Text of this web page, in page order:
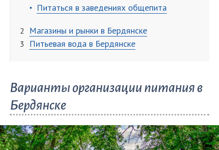
Питаться в заведениях общепита
Магазины и рынки в Бердянске
Питьевая вода в Бердянске
Варианты организации питания в
Бердянске